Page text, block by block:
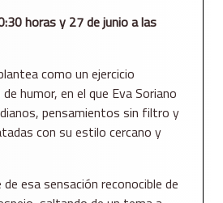
horas y 27 de junio a las
como un ejercicio
humor, en el que Eva Soriano
pensamientos sin filtro y
con su estilo cercano y
esa sensación reconocible de